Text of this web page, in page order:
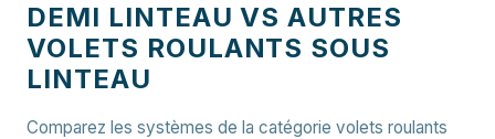
DEMI LINTEAU VS AUTRES
VOLETS ROULANTS SOUS
LINTEAU
Comparez les systèmes de la catégorie volets roulants